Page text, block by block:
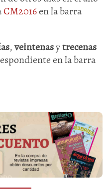
CM2016en la barra
,veintenasytrecenas
en la barra